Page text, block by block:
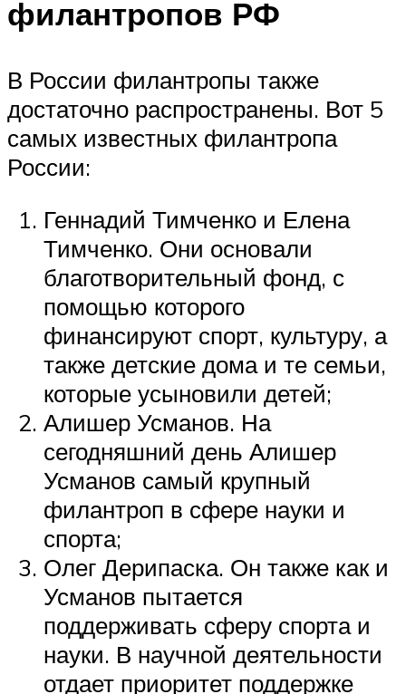
филантропов РФ
В России филантропы также
достаточно распространены. Вот 5
самых известных филантропа
России:
Геннадий Тимченко и Елена
Тимченко. Они основали
благотворительный фонд, с
помощью которого
финансируют спорт, культуру, а
также детские дома и те семьи,
которые усыновили детей;
Алишер Усманов. На
сегодняшний день Алишер
Усманов самый крупный
филантроп в сфере науки и
спорта;
Олег Дерипаска. Он также как и
Усманов пытается
поддерживать сферу спорта и
науки. В научной деятельности
отдает приоритет поддержке